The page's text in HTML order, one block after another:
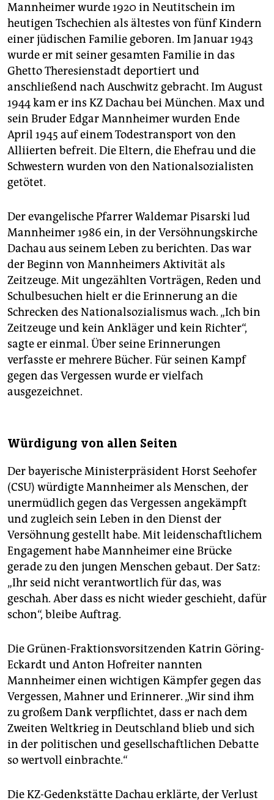
Mannheimer wurde 1920 in Neutitschein im
heutigen Tschechien als ältestes von fünf Kindern
einer jüdischen Familie geboren. Im Januar 1943
wurde er mit seiner gesamten Familie in das
Ghetto Theresienstadt deportiert und
anschließend nach Auschwitz gebracht. Im August
1944 kam er ins KZ Dachau bei München. Max und
sein Bruder Edgar Mannheimer wurden Ende
April 1945 auf einem Todestransport von den
Alliierten befreit. Die Eltern, die Ehefrau und die
Schwestern wurden von den Nationalsozialisten
getötet.
Der evangelische Pfarrer Waldemar Pisarski lud
Mannheimer 1986 ein, in der Versöhnungskirche
Dachau aus seinem Leben zu berichten. Das war
der Beginn von Mannheimers Aktivität als
Zeitzeuge. Mit ungezählten Vorträgen, Reden und
Schulbesuchen hielt er die Erinnerung an die
Schrecken des Nationalsozialismus wach. „Ich bin
Zeitzeuge und kein Ankläger und kein Richter“,
sagte er einmal. Über seine Erinnerungen
verfasste er mehrere Bücher. Für seinen Kampf
gegen das Vergessen wurde er vielfach
ausgezeichnet.
Würdigung von allen Seiten
Der bayerische Ministerpräsident Horst Seehofer
(CSU) würdigte Mannheimer als Menschen, der
unermüdlich gegen das Vergessen angekämpft
und zugleich sein Leben in den Dienst der
Versöhnung gestellt habe. Mit leidenschaftlichem
Engagement habe Mannheimer eine Brücke
gerade zu den jungen Menschen gebaut. Der Satz:
„Ihr seid nicht verantwortlich für das, was
geschah. Aber dass es nicht wieder geschieht, dafür
schon“, bleibe Auftrag.
Die Grünen-Fraktionsvorsitzenden Katrin Göring-
Eckardt und Anton Hofreiter nannten
Mannheimer einen wichtigen Kämpfer gegen das
Vergessen, Mahner und Erinnerer. „Wir sind ihm
zu großem Dank verpflichtet, dass er nach dem
Zweiten Weltkrieg in Deutschland blieb und sich
in der politischen und gesellschaftlichen Debatte
so wertvoll einbrachte.“
Die KZ-Gedenkstätte Dachau erklärte, der Verlust